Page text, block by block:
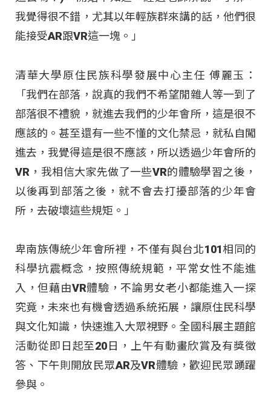
我覺得很不錯，尤其以年輕族群來講的話，他們很
能接受AR跟VR這一塊。」
清華大學原住民族科學發展中心主任 傅麗玉：
「我們在部落，說真的我們不希望閒雜人等一到了
部落很不禮貌，就進去我們的少年會所，這是很不
應該的。甚至還有一些不懂的文化禁忌，就私自闖
進去，我覺得這是很不應該，所以透過少年會所的
VR，我相信大家先做了一些VR的體驗學習之後，
以後再到部落之後，就不會去打擾部落的少年會
所，去破壞這些規矩。」
卑南族傳統少年會所裡，不僅有與台北101相同的
科學抗震概念，按照傳統規範，平常女性不能進
入，但藉由VR體驗，不論男女老小都能進入一探
究竟，未來也有機會透過系統拓展，讓原住民科學
與文化知識，快速進入大眾視野。全國科展主題館
活動從即日起至20日，上午有動畫欣賞及有獎徵
答、下午則開放民眾AR及VR體驗，歡迎民眾踴躍
參與。